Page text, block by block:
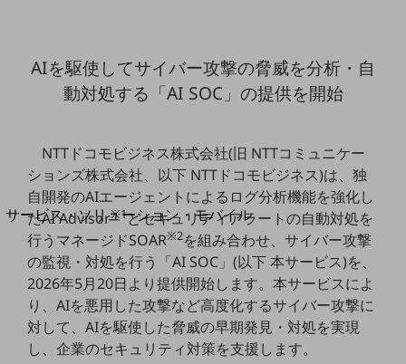
地域社会を支える皆さまと地域課題の解決や
地域経済のさらなる活性化に取り組みます
自治体・地域社会との共創
別ウィンドウで開きます
サービス・ソリューション・モバイル
サービス・ソリューションTOP
DXに関する課題を解決する
サービス・ソリューションをご紹介
カテゴリーで探す
カテゴリーで探すTOP
ネットワーク・モバイル
AIを駆使してサイバー攻撃の脅威を分析・自
動対処する「AI SOC」の提供を開始
NTTドコモビジネス株式会社(旧 NTTコミュニケー
ションズ株式会社、以下 NTTドコモビジネス)は、独
自開発のAIエージェントによるログ分析機能を強化し
たAI Advisor※1とセキュリティアラートの自動対処を
行うマネージドSOAR※2を組み合わせ、サイバー攻撃
の監視・対処を行う「AI SOC」(以下 本サービス)を、
2026年5月20日より提供開始します。本サービスによ
り、AIを悪用した攻撃など高度化するサイバー攻撃に
対して、AIを駆使した脅威の早期発見・対処を実現
し、企業のセキュリティ対策を支援します。